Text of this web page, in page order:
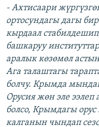
- Ахтисаари
ортосундагы дагы
кырдаал
башкаруу
аралык көзөмөл
Ага талаштагы
болчу. Крымда
Орусия жөн эле
болсо, Крымдагы
калганын чындап